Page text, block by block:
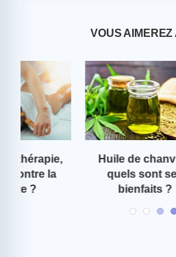
VOUS AIMEREZ
10 huiles végétales
efficaces contre la